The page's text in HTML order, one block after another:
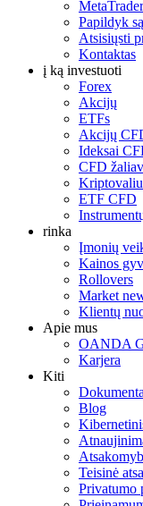
Papildyk
Atsisiųsti
Kontaktas
į ką investuoti
Forex
Akcijų
ETFs
Akcijų
Ideksai
CFD
ETF CFD
rinka
Įmonių
Kainos
Rollovers
Market
Klientų
Apie mus
OANDA
Karjera
Kiti
Blog
Teisinė
Privatumo